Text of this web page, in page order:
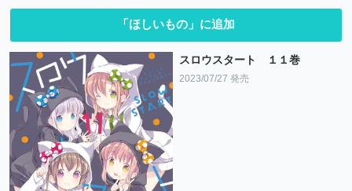
「ほしいもの」に追加
スロウスタート １１巻
2023/07/27 発売